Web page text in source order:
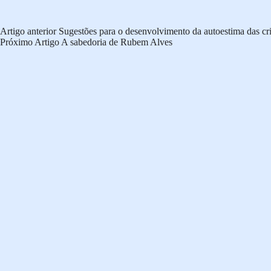
Artigo anterior Sugestões para o desenvolvimento da autoestima das
Próximo Artigo A sabedoria de Rubem Alves